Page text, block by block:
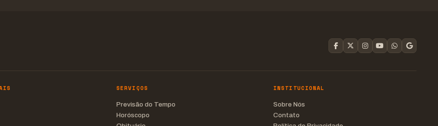
SERVIÇOS
Previsão do Tempo
Horóscopo
INSTITUCIONAL
Sobre Nós
Contato